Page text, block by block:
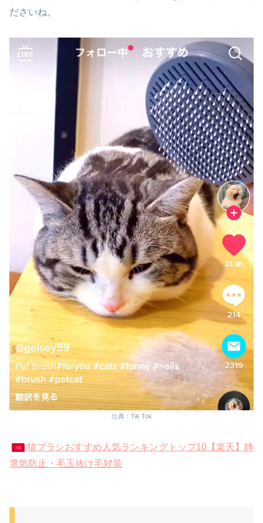
ださいね。
出典：Tik Tok
⇒
猫ブラシおすすめ人気ランキングトップ10【楽天】静
電気防止・毛玉抜け毛対策